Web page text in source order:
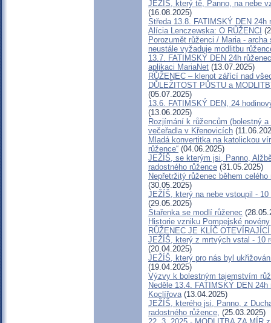
JEŽÍŠ, který tě, Panno, na nebe
(16.08.2025)
Středa 13.8. FATIMSKÝ DEN
Alícia Lenczewska: O RŮŽENCI
Porozumět růženci / Maria -
neustále vyžaduje modlitbu
13.7. FATIMSKÝ DEN 24h
aplikaci MariaNet (13.07.2025)
RŮŽENEC – klenot zářící nad
DŮLEŽITOST PŮSTU a
(05.07.2025)
13.6. FATIMSKÝ DEN, 24
(13.06.2025)
Rozjímání k růžencům (bolestný
večeřadla v Křenovicích
Mladá konvertitka na katolickou
růžence“ (04.06.2025)
JEŽÍŠ, se kterým jsi, Panno,
radostného růžence (31.05.2025)
Nepřetržitý růženec během
(30.05.2025)
JEŽÍŠ, který na nebe vstoupil -
(29.05.2025)
Stařenka se modlí růženec
Historie vzniku Pompejské
RŮŽENEC JE KLÍČ
JEŽÍŠ, který z mrtvých vstal - 10
(20.04.2025)
JEŽÍŠ, který pro nás byl
(19.04.2025)
Výzvy k bolestným tajemstvím
Neděle 13.4. FATIMSKÝ DEN
Koclířova(13.04.2025)
JEŽÍŠ, kterého jsi, Panno, z
radostného růžence, (25.03.2025)